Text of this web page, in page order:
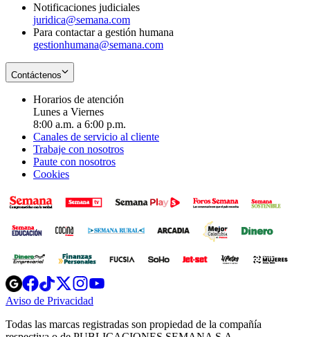
Notificaciones judiciales
juridica@semana.com
Para contactar a gestión humana
gestionhumana@semana.com
Contáctenos
Horarios de atención
Lunes a Viernes
8:00 a.m. a 6:00 p.m.
Canales de servicio al cliente
Trabaje con nosotros
Paute con nosotros
Cookies
Opens
in
new
Opens
in
new
Opens
in
new
window
Opens
new
windowwindow
Aviso de Privacidad
new
Todas las marcas registradas son propiedad de la compañía